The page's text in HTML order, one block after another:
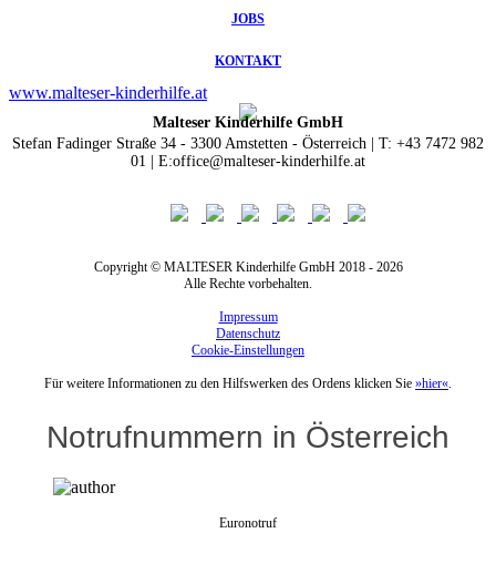
JOBS
KONTAKT
www.malteser-kinderhilfe.at
Malteser Kinderhilfe GmbH
Stefan Fadinger Straße 34 - 3300 Amstetten - Österreich | T: +43 7472 982
01 | E:office@malteser-kinderhilfe.at
Copyright © MALTESER Kinderhilfe GmbH 2018 - 2026
Alle Rechte vorbehalten.
Impressum
Datenschutz
Cookie-Einstellungen
Für weitere Informationen zu den Hilfswerken des Ordens klicken Sie »hier«.
Notrufnummern in Österreich
Euronotruf